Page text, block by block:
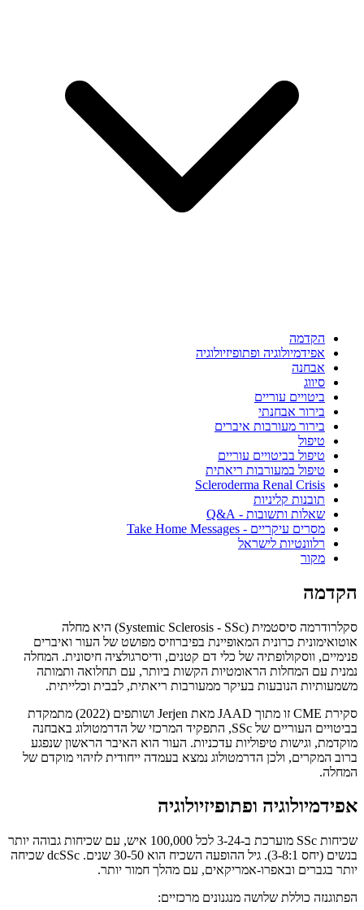
הקדמה
אפידמיולוגיה ופתופיזיולוגיה
אבחנה
סיווג
ביטויים עוריים
בירור אבחנתי
בירור מעורבות איברים
טיפול
טיפול בביטויים עוריים
טיפול במעורבות ריאתית
Scleroderma Renal Crisis
תובנות קליניות
שאלות ותשובות - Q&A
מסרים עיקריים - Take Home Messages
רלוונטיות לישראל
מקור
הקדמה
סקלרודרמה סיסטמית (Systemic Sclerosis - SSc) היא מחלה
אוטואימונית כרונית המאופיינת בפיברוזיס מפושט של העור ואיברים
פנימיים, ווסקולופתיה של כלי דם קטנים, ודיסרגולציה חיסונית. המחלה
נמנית עם המחלות הראומטיות הקשות ביותר, עם תחלואה ותמותה
משמעותיות הנובעות בעיקר ממעורבות ריאתית, לבבית וכלייתית.
סקירת CME זו מתוך JAAD מאת Jerjen ושותפים (2022) מתמקדת
בביטויים העוריים של SSc, התפקיד המרכזי של הדרמטולוג באבחנה
מוקדמת, וגישות טיפוליות עדכניות. העור הוא האיבר הראשון שנפגע
ברוב המקרים, ולכן הדרמטולוג נמצא בעמדה ייחודית לזיהוי מוקדם של
המחלה.
אפידמיולוגיה ופתופיזיולוגיה
שכיחות SSc מוערכת ב-3-24 לכל 100,000 איש, עם שכיחות גבוהה יותר
בנשים (יחס 3-8:1). גיל ההופעה השכיח הוא 30-50 שנים. dcSSc שכיחה
יותר בגברים ובאפרו-אמריקאים, עם מהלך חמור יותר.
הפתוגנזה כוללת שלושה מנגנונים מרכזיים: